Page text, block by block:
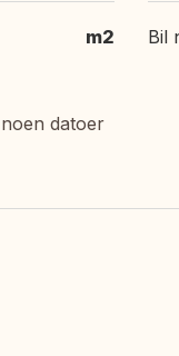
m2 Bil
datoer